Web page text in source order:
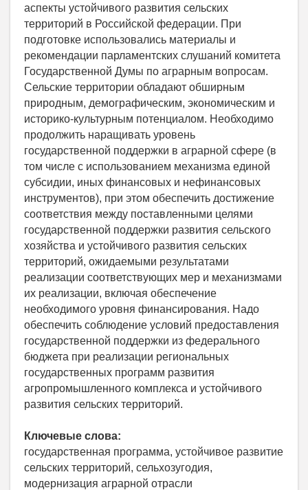
аспекты устойчивого развития сельских
территорий в Российской федерации. При
подготовке использовались материалы и
рекомендации парламентских слушаний комитета
Государственной Думы по аграрным вопросам.
Сельские территории обладают обширным
природным, демографическим, экономическим и
историко-культурным потенциалом. Необходимо
продолжить наращивать уровень
государственной поддержки в аграрной сфере (в
том числе с использованием механизма единой
субсидии, иных финансовых и нефинансовых
инструментов), при этом обеспечить достижение
соответствия между поставленными целями
государственной поддержки развития сельского
хозяйства и устойчивого развития сельских
территорий, ожидаемыми результатами
реализации соответствующих мер и механизмами
их реализации, включая обеспечение
необходимого уровня финансирования. Надо
обеспечить соблюдение условий предоставления
государственной поддержки из федерального
бюджета при реализации региональных
государственных программ развития
агропромышленного комплекса и устойчивого
развития сельских территорий.
Ключевые слова:
государственная программа, устойчивое развитие
сельских территорий, сельхозугодия,
модернизация аграрной отрасли